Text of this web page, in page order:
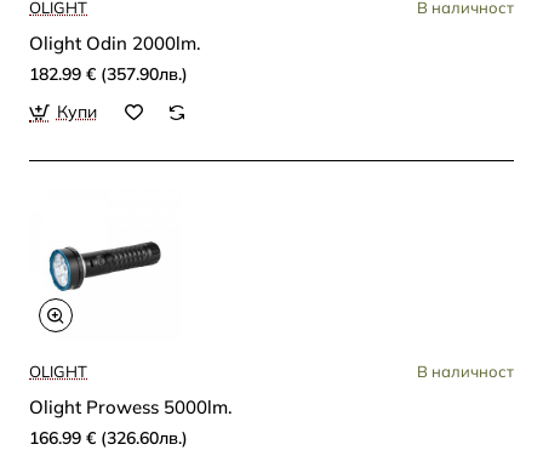
OLIGHT В наличност
Olight Odin 2000lm.
182.99 € (357.90лв.)
Купи
OLIGHT В наличност
Olight Prowess 5000lm.
166.99 € (326.60лв.)